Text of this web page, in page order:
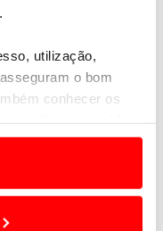
utilização,
o bom
conhecer os
e/ou serviços.
tecnologias
e limitando